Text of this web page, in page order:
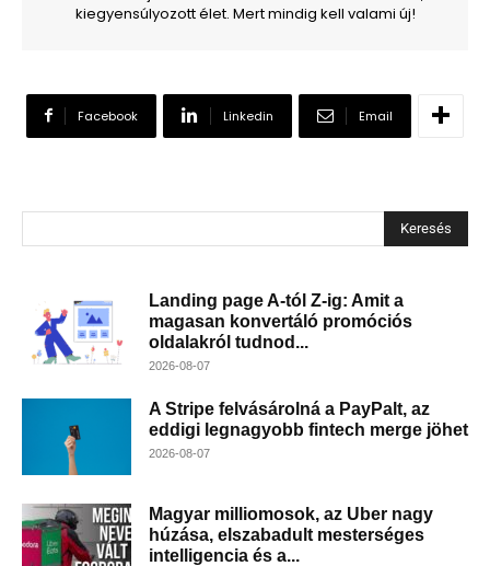
kiegyensúlyozott élet. Mert mindig kell valami új!
Facebook Linkedin Email
Keresés
Landing page A-tól Z-ig: Amit a
magasan konvertáló promóciós
oldalakról tudnod...
2026-08-07
A Stripe felvásárolná a PayPalt, az
eddigi legnagyobb fintech merge jöhet
2026-08-07
Magyar milliomosok, az Uber nagy
húzása, elszabadult mesterséges
intelligencia és a...